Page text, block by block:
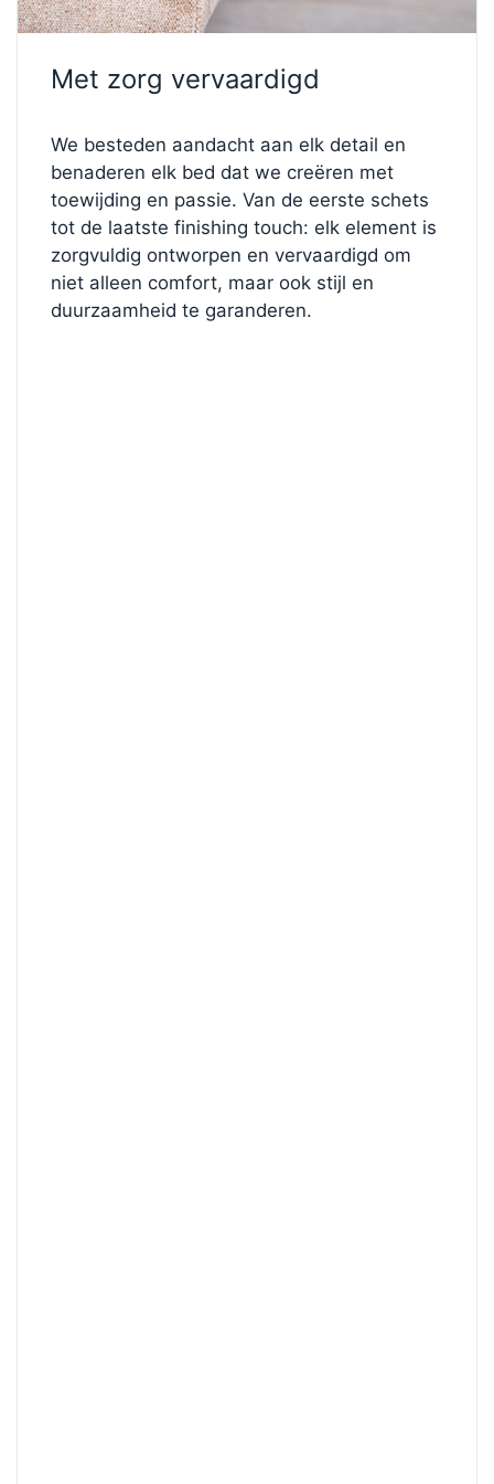
compleet.
Maak het van jou
aanpassen?
Bezoek onzebedconfigurator en stel uw perfecte
bed samen. Ontdek verschillende stoffen,
hoofdborden en hardheidsgraden en zie hoe uw
droombed vorm krijgt.
Begin hieronder met personaliseren!
Met zorg vervaardigd
We besteden aandacht aan elk detail en
benaderen elk bed dat we creëren met
toewijding en passie. Van de eerste schets
tot de laatste finishing touch: elk element is
zorgvuldig ontworpen en vervaardigd om
niet alleen comfort, maar ook stijl en
duurzaamheid te garanderen.